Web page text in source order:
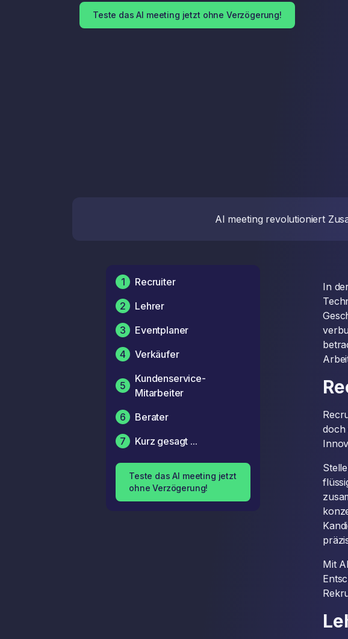
Teste das AI meeting jetzt ohne Verzögerung!
AI meeting revolutioniert
1
Recruiter
2
Lehrer
3
Eventplaner
4
Verkäufer
5
Kundenservice-
Mitarbeiter
6
Berater
7
Kurz gesagt ...
Teste das AI meeting jetzt
ohne Verzögerung!
In
doch
Mit